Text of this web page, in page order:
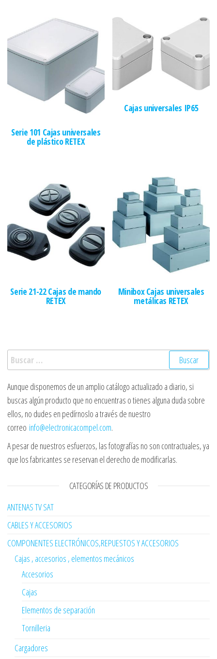
Serie 101 Cajas universales
de plástico RETEX
Cajas universales IP65
Serie 21-22 Cajas de mando
RETEX
Minibox Cajas universales
metálicas RETEX
Buscar:
Aunque disponemos de un amplio catálogo actualizado a diario, si
buscas algún producto que no encuentras o tienes alguna duda sobre
ellos, no dudes en pedírnoslo a través de nuestro
correo info@electronicacompel.com.
A pesar de nuestros esfuerzos, las fotografías no son contractuales, ya
que los fabricantes se reservan el derecho de modificarlas.
CATEGORÍAS DE PRODUCTOS
ANTENAS TV SAT
CABLES Y ACCESORIOS
COMPONENTES ELECTRÓNICOS,REPUESTOS Y ACCESORIOS
Cajas , accesorios , elementos mecánicos
Accesorios
Cajas
Elementos de separación
Tornilleria
Cargadores